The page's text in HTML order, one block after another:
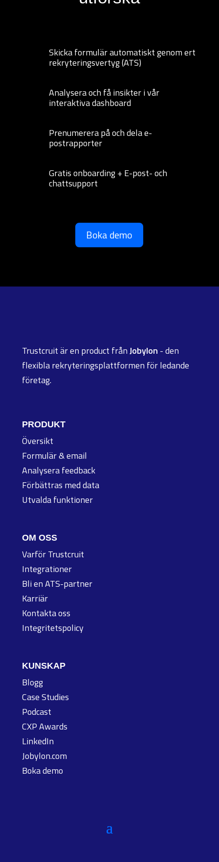
Skicka formulär automatiskt genom ert
rekryteringsvertyg (ATS)
Analysera och få insikter i vår
interaktiva dashboard
Prenumerera på och dela e-
postrapporter
Gratis onboarding + E-post- och
chattsupport
Boka demo
Trustcruit är en product frånJobylon - den
flexibla rekryteringsplattformen för ledande
företag.
PRODUKT
Översikt
Formulär & email
Analysera feedback
Förbättras med data
Utvalda funktioner
OM OSS
Varför Trustcruit
Integrationer
Bli en ATS-partner
Karriär
Kontakta oss
Integritetspolicy
KUNSKAP
Blogg
Case Studies
Podcast
CXP Awards
LinkedIn
Jobylon.com
Boka demo